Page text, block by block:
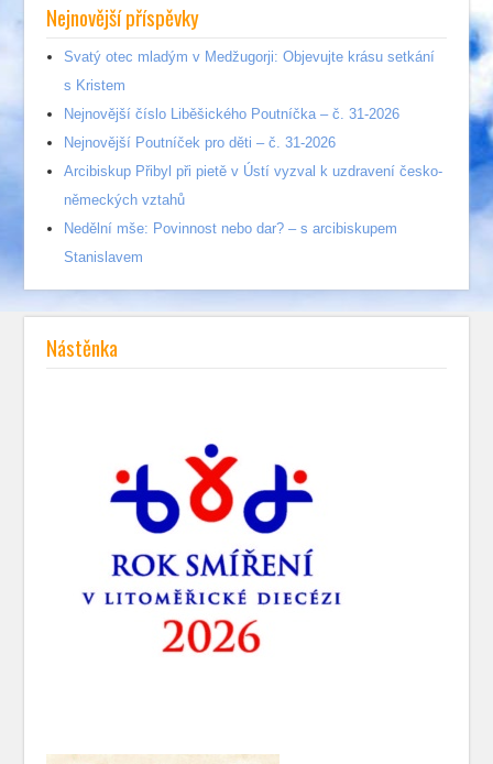
Nejnovější příspěvky
Svatý otec mladým v Medžugorji: Objevujte krásu setkání
s Kristem
Nejnovější číslo Liběšického Poutníčka – č. 31-2026
Nejnovější Poutníček pro děti – č. 31-2026
Arcibiskup Přibyl při pietě v Ústí vyzval k uzdravení česko-
německých vztahů
Nedělní mše: Povinnost nebo dar? – s arcibiskupem
Stanislavem
Nástěnka